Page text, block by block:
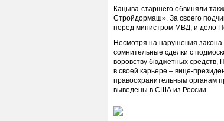
Кацыва-старшего обвиняли
Стройдормаш». За своего
перед министром МВД, и дело
Несмотря на нарушения
сомнительные сделки с
воровству бюджетных средств,
в своей карьере – вице-
правоохранительным органам
выведены в США из России.